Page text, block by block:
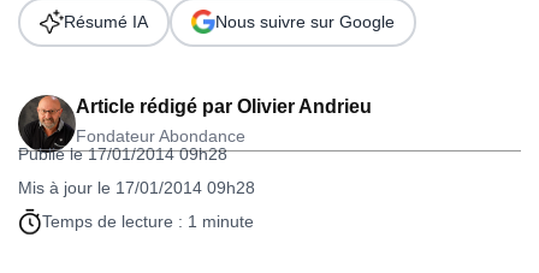
Article rédigé par Olivier Andrieu
Fondateur Abondance
Publié le 17/01/2014 09h28
Mis à jour le 17/01/2014 09h28
Temps de lecture : 1 minute
Résumé IA Nous suivre sur Google